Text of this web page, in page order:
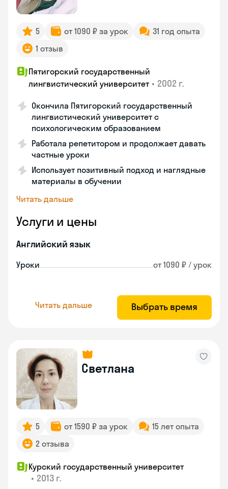
5 от 1090 ₽ за урок
31 год опыта
1 отзыв
Пятигорский государственный
лингвистический университет • 2002 г.
Окончила Пятигорский государственный
лингвистический университет с
психологическим образованием
Работала репетитором и продолжает давать
частные уроки
Использует позитивный подход и наглядные
материалы в обучении
Читать дальше
Услуги и цены
Английский язык
Уроки от 1090 ₽ / урок
Читать дальше Выбрать время
Светлана
5 от 1590 ₽ за урок
15 лет опыта
2 отзыва
Курский государственный университет
• 2013 г.